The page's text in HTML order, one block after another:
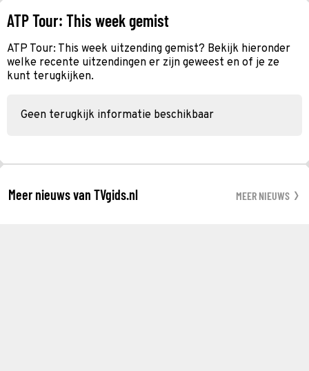
ATP Tour: This week gemist
ATP Tour: This week uitzending gemist? Bekijk hieronder
welke recente uitzendingen er zijn geweest en of je ze
kunt terugkijken.
Geen terugkijk informatie beschikbaar
Meer nieuws van TVgids.nl MEER NIEUWS